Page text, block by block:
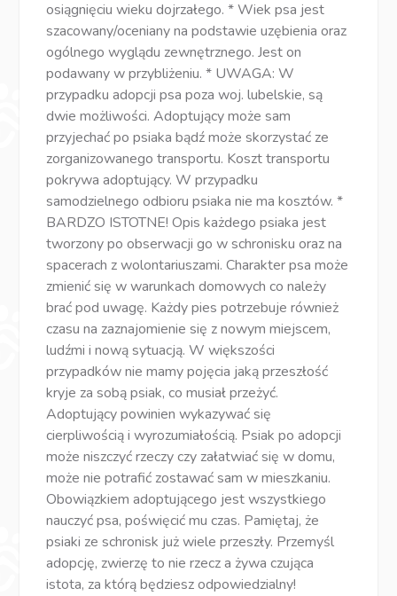
osiągnięciu wieku dojrzałego. * Wiek psa jest
szacowany/oceniany na podstawie uzębienia oraz
ogólnego wyglądu zewnętrznego. Jest on
podawany w przybliżeniu. * UWAGA: W
przypadku adopcji psa poza woj. lubelskie, są
dwie możliwości. Adoptujący może sam
przyjechać po psiaka bądź może skorzystać ze
zorganizowanego transportu. Koszt transportu
pokrywa adoptujący. W przypadku
samodzielnego odbioru psiaka nie ma kosztów. *
BARDZO ISTOTNE! Opis każdego psiaka jest
tworzony po obserwacji go w schronisku oraz na
spacerach z wolontariuszami. Charakter psa może
zmienić się w warunkach domowych co należy
brać pod uwagę. Każdy pies potrzebuje również
czasu na zaznajomienie się z nowym miejscem,
ludźmi i nową sytuacją. W większości
przypadków nie mamy pojęcia jaką przeszłość
kryje za sobą psiak, co musiał przeżyć.
Adoptujący powinien wykazywać się
cierpliwością i wyrozumiałością. Psiak po adopcji
może niszczyć rzeczy czy załatwiać się w domu,
może nie potrafić zostawać sam w mieszkaniu.
Obowiązkiem adoptującego jest wszystkiego
nauczyć psa, poświęcić mu czas. Pamiętaj, że
psiaki ze schronisk już wiele przeszły. Przemyśl
adopcję, zwierzę to nie rzecz a żywa czująca
istota, za którą będziesz odpowiedzialny!